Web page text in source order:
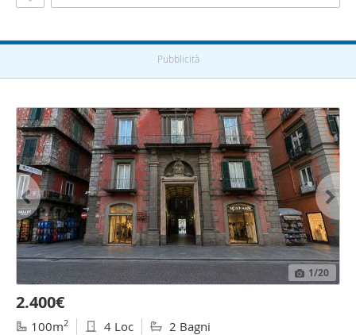
Pubblicità
1/20
2.400€
100m2 4 Loc 2 Bagni